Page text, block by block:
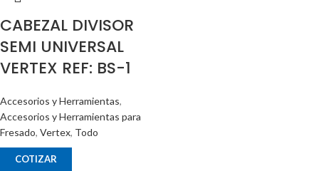
CABEZAL DIVISOR
SEMI UNIVERSAL
VERTEX REF: BS-1
Accesorios y Herramientas,
Accesorios y Herramientas para
Fresado, Vertex, Todo
COTIZAR